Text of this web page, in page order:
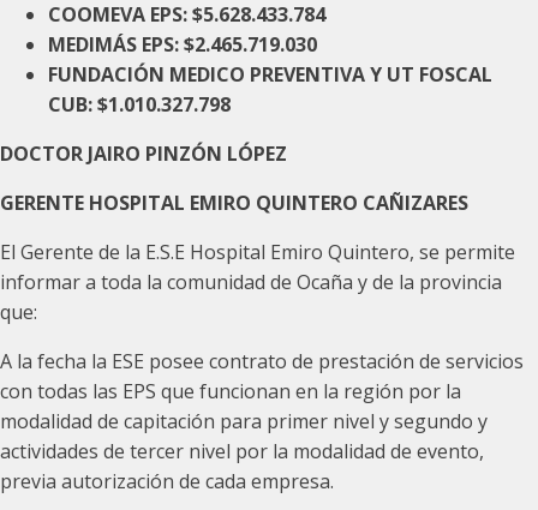
COOMEVA EPS: $5.628.433.784
MEDIMÁS EPS: $2.465.719.030
FUNDACIÓN MEDICO PREVENTIVA Y UT FOSCAL
CUB: $1.010.327.798
DOCTOR JAIRO PINZÓN LÓPEZ
GERENTE HOSPITAL EMIRO QUINTERO CAÑIZARES
El Gerente de la E.S.E Hospital Emiro Quintero, se permite
informar a toda la comunidad de Ocaña y de la provincia
que:
A la fecha la ESE posee contrato de prestación de servicios
con todas las EPS que funcionan en la región por la
modalidad de capitación para primer nivel y segundo y
actividades de tercer nivel por la modalidad de evento,
previa autorización de cada empresa.